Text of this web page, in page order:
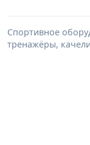
Спортивное
тренажёры,